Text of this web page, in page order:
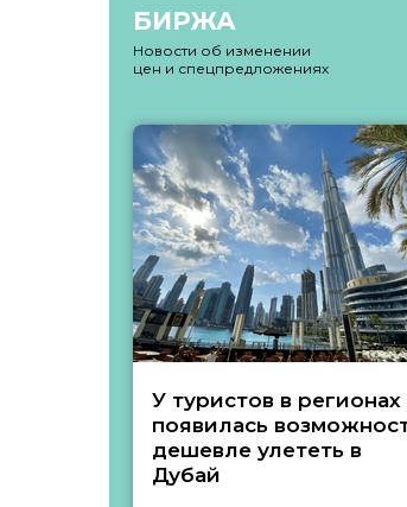
БИРЖА
Новости об изменении
цен и спецпредложениях
У туристов в регионах
появилась
дешевле улететь в
Дубай